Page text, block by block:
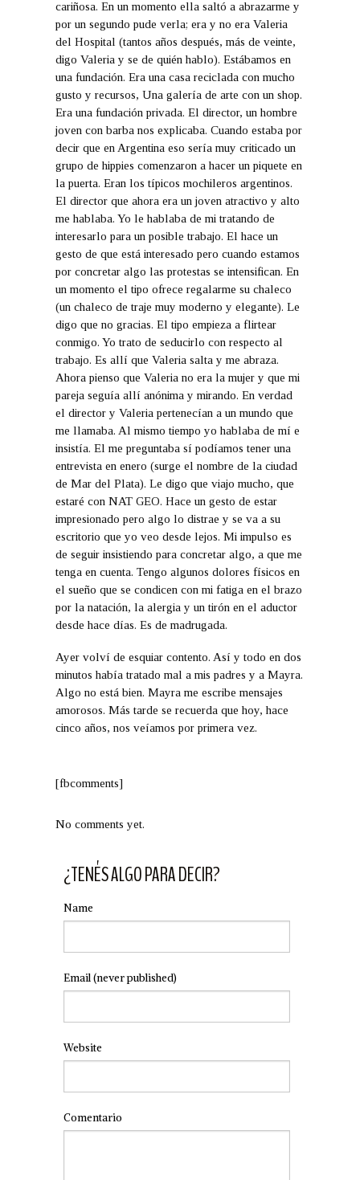
cariñosa. En un momento ella saltó a abrazarme y
por un segundo pude verla; era y no era Valeria
del Hospital (tantos años después, más de veinte,
digo Valeria y se de quién hablo). Estábamos en
una fundación. Era una casa reciclada con mucho
gusto y recursos, Una galería de arte con un shop.
Era una fundación privada. El director, un hombre
joven con barba nos explicaba. Cuando estaba por
decir que en Argentina eso sería muy criticado un
grupo de hippies comenzaron a hacer un piquete en
la puerta. Eran los típicos mochileros argentinos.
El director que ahora era un joven atractivo y alto
me hablaba. Yo le hablaba de mi tratando de
interesarlo para un posible trabajo. El hace un
gesto de que está interesado pero cuando estamos
por concretar algo las protestas se intensifican. En
un momento el tipo ofrece regalarme su chaleco
(un chaleco de traje muy moderno y elegante). Le
digo que no gracias. El tipo empieza a flirtear
conmigo. Yo trato de seducirlo con respecto al
trabajo. Es allí que Valeria salta y me abraza.
Ahora pienso que Valeria no era la mujer y que mi
pareja seguía allí anónima y mirando. En verdad
el director y Valeria pertenecían a un mundo que
me llamaba. Al mismo tiempo yo hablaba de mí e
insistía. El me preguntaba sí podíamos tener una
entrevista en enero (surge el nombre de la ciudad
de Mar del Plata). Le digo que viajo mucho, que
estaré con NAT GEO. Hace un gesto de estar
impresionado pero algo lo distrae y se va a su
escritorio que yo veo desde lejos. Mi impulso es
de seguir insistiendo para concretar algo, a que me
tenga en cuenta. Tengo algunos dolores físicos en
el sueño que se condicen con mi fatiga en el brazo
por la natación, la alergia y un tirón en el aductor
desde hace días. Es de madrugada.
Ayer volví de esquiar contento. Así y todo en dos
minutos había tratado mal a mis padres y a Mayra.
Algo no está bien. Mayra me escribe mensajes
amorosos. Más tarde se recuerda que hoy, hace
cinco años, nos veíamos por primera vez.
[fbcomments]
No comments yet.
¿TENÉS ALGO PARA DECIR?
Name
Email(never published)
Website
Comentario